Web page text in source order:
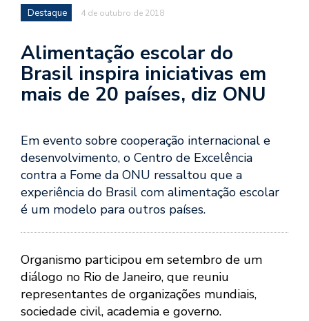
Destaque 4 de outubro de 2018
Alimentação escolar do
Brasil inspira iniciativas em
mais de 20 países, diz ONU
Em evento sobre cooperação internacional e
desenvolvimento, o Centro de Excelência
contra a Fome da ONU ressaltou que a
experiência do Brasil com alimentação escolar
é um modelo para outros países.
Organismo participou em setembro de um
diálogo no Rio de Janeiro, que reuniu
representantes de organizações mundiais,
sociedade civil, academia e governo.